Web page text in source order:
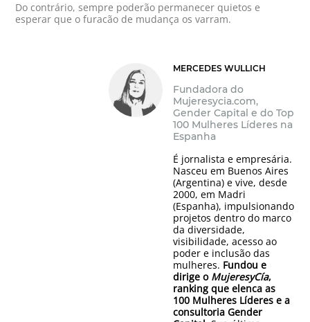
Do contrário, sempre poderão permanecer quietos e
esperar que o furacão de mudança os varram.
MERCEDES WULLICH
Fundadora do
Mujeresycia.com,
Gender Capital e do Top
100 Mulheres Líderes na
Espanha
É jornalista e empresária.
Nasceu em Buenos Aires
(Argentina) e vive, desde
2000, em Madri
(Espanha), impulsionando
projetos dentro do marco
da diversidade,
visibilidade, acesso ao
poder e inclusão das
mulheres. Fundou e
dirige o MujeresyCía,
ranking que elenca as
100 Mulheres Líderes e a
consultoria Gender